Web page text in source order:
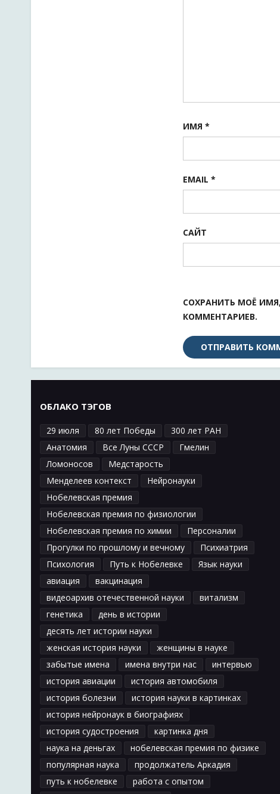
ИМЯ *
EMAIL *
САЙТ
СОХРАНИТЬ МОЁ
КОММЕНТАРИЕВ.
ОБЛАКО ТЭГОВ
29 июля 80 лет Победы
300 лет РАН
Анатомия
Все Луны СССР
Гмелин
Ломоносов
Медстарость
Менделеев контекст
Нейронауки
Нобелевская премия
Нобелевская премия по физиологии
Нобелевская премия по химии
Персоналии
Прогулки по прошлому и вечному
Психиатрия
Психология
Путь к Нобелевке
Язык науки
авиация
вакцинация
видеоархив отечественной науки
витализм
генетика
день в истории
десять лет истории науки
женская история науки
женщины в науке
забытые имена
имена внутри нас
интервью
история авиации
история автомобиля
история болезни
история науки в картинках
история нейронаук в биографиях
история судостроения
картинка дня
наука на деньгах
нобелевская премия по физике
популярная наука
продолжатель Аркадия
путь к нобелевке
работа с опытом